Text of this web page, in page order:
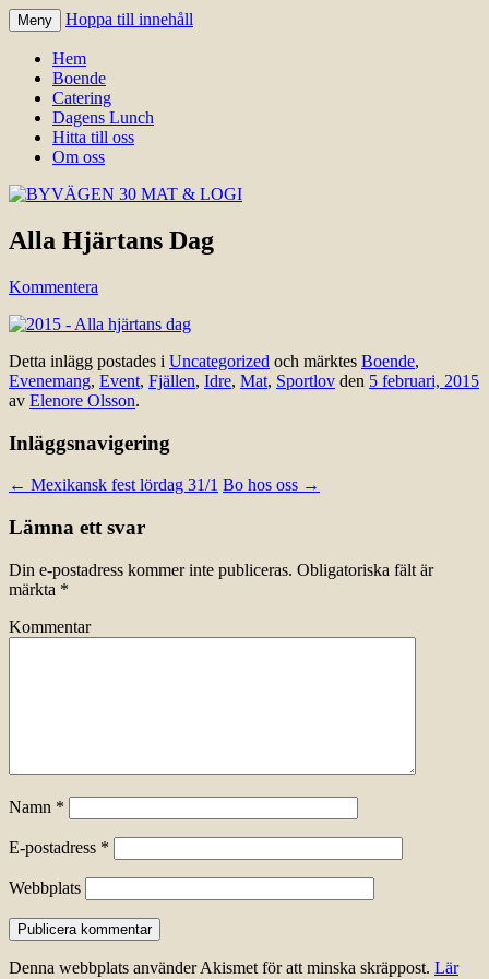
BYVÄGEN 30 MAT & LOGI
upplevelse hos oss.
Meny Hoppa till innehåll
Hem
Boende
Catering
Dagens Lunch
Hitta till oss
Om oss
Alla Hjärtans Dag
Kommentera
Detta inlägg postades i Uncategorized och märktes Boende,
Evenemang, Event, Fjällen, Idre, Mat, Sportlov den 5 februari, 2015
av Elenore Olsson.
Inläggsnavigering
← Mexikansk fest lördag 31/1 Bo hos oss →
Lämna ett svar
Din e-postadress kommer inte publiceras. Obligatoriska fält är
märkta *
Kommentar
Namn *
E-postadress *
Webbplats
Denna webbplats använder Akismet för att minska skräppost. Lär